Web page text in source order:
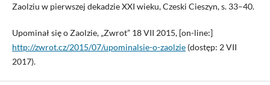
Zaolziu w pierwszej dekadzie XXI wieku, Czeski Cieszyn, s. 33–40.
Upominał się o Zaolzie, „Zwrot” 18 VII 2015, [on-line:]
http://zwrot.cz/2015/07/upominalsie-o-zaolzie(dostęp: 2 VII
2017).